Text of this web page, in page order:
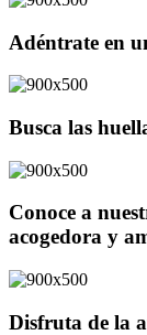
Adéntrate en
Busca las
Conoce a
acogedora y
Disfruta de la